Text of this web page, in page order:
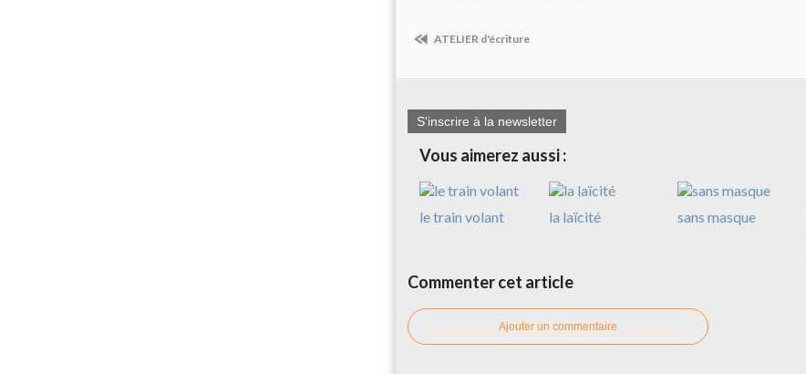
ATELIER d'écriture
S'inscrire à la newsletter
Vous aimerez aussi :
le train volant la laïcité
sans masque
Commenter cet article
Ajouter un commentaire